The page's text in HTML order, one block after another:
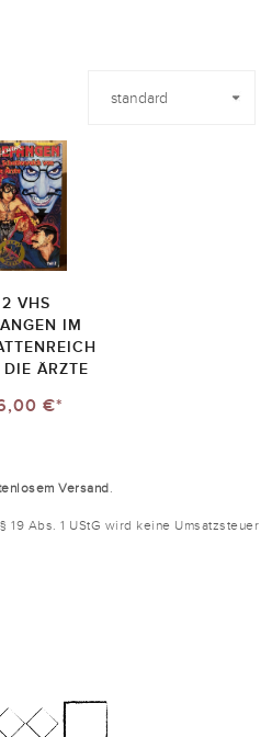
2 VHS
IM
ÄRZTE
€*
Versand.
19 Abs. 1 UStG wird keine Umsatzsteuer